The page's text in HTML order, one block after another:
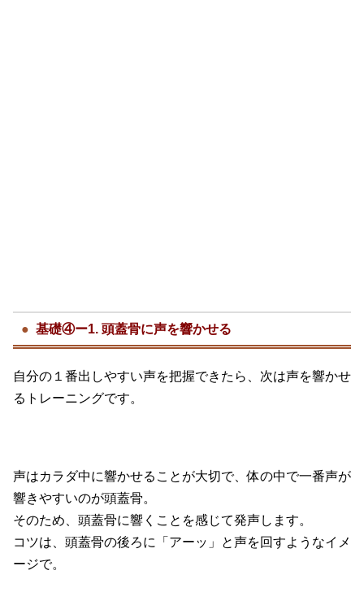
基礎④ー1. 頭蓋骨に声を響かせる
自分の１番出しやすい声を把握できたら、次は声を響かせ
るトレーニングです。
声はカラダ中に響かせることが大切で、体の中で一番声が
響きやすいのが頭蓋骨。
そのため、頭蓋骨に響くことを感じて発声します。
コツは、頭蓋骨の後ろに「アーッ」と声を回すようなイメ
ージで。